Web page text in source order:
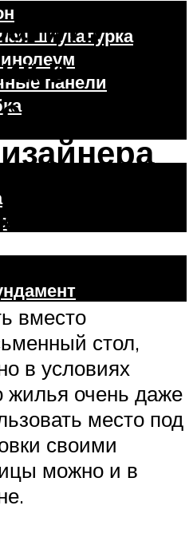
штукатурка
панели
в
– 8
на
вместо
стол,
в условиях
жилья очень даже
место под
своими
можно и в